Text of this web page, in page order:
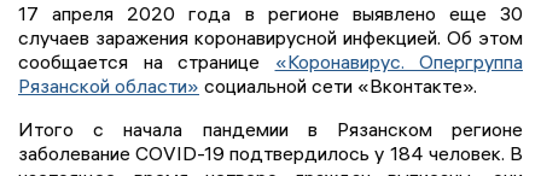
17 апреля 2020 года в регионе выявлено еще 30
случаев заражения коронавирусной инфекцией. Об этом
сообщается на странице «Коронавирус. Опергруппа
Рязанской области» социальной сети «Вконтакте».
Итого с начала пандемии в Рязанском регионе
заболевание COVID-19 подтвердилось у 184 человек. В